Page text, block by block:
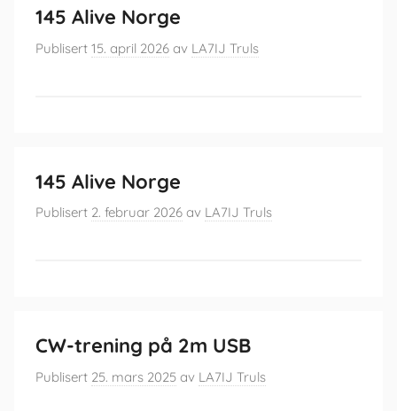
145 Alive Norge
Publisert 15. april 2026 av LA7IJ Truls
145 Alive Norge
Publisert 2. februar 2026 av LA7IJ Truls
CW-trening på 2m USB
Publisert 25. mars 2025 av LA7IJ Truls